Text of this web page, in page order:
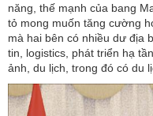
năng, thế mạnh của bang
tỏ mong muốn tăng cường
mà hai bên có nhiều dư địa
tin, logistics, phát triển hạ
ảnh, du lịch, trong đó có du